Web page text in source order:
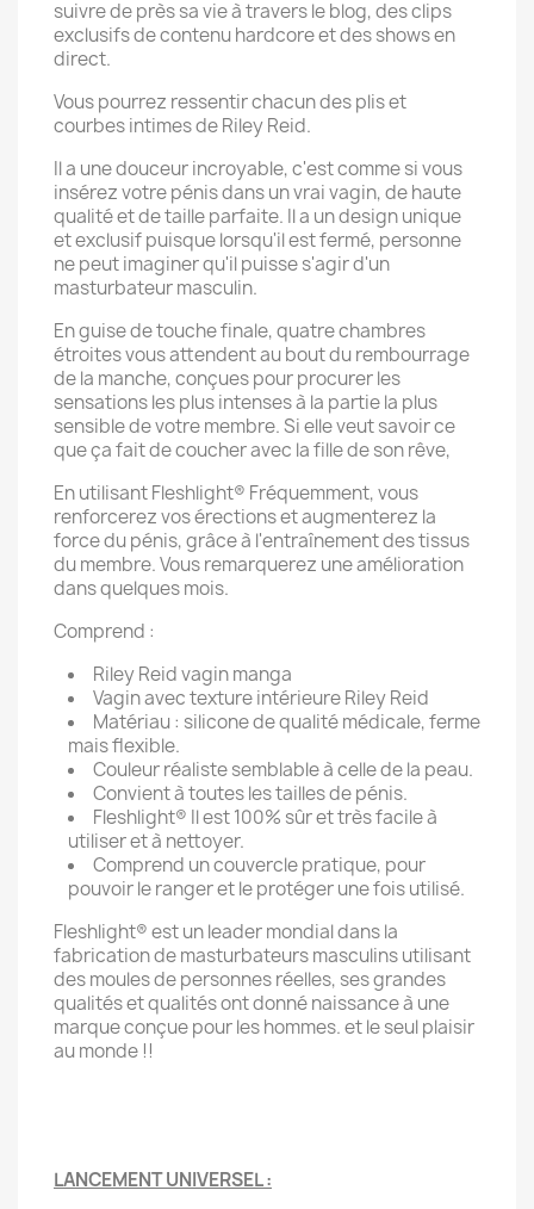
suivre de près sa vie à travers le blog, des clips
exclusifs de contenu hardcore et des shows en
direct.
Vous pourrez ressentir chacun des plis et
courbes intimes de Riley Reid.
Il a une douceur incroyable, c'est comme si vous
insérez votre pénis dans un vrai vagin, de haute
qualité et de taille parfaite. Il a un design unique
et exclusif puisque lorsqu'il est fermé, personne
ne peut imaginer qu'il puisse s'agir d'un
masturbateur masculin.
En guise de touche finale, quatre chambres
étroites vous attendent au bout du rembourrage
de la manche, conçues pour procurer les
sensations les plus intenses à la partie la plus
sensible de votre membre. Si elle veut savoir ce
que ça fait de coucher avec la fille de son rêve,
En utilisant Fleshlight® Fréquemment, vous
renforcerez vos érections et augmenterez la
force du pénis, grâce à l'entraînement des tissus
du membre. Vous remarquerez une amélioration
dans quelques mois.
Comprend :
Riley Reid vagin manga
Vagin avec texture intérieure Riley Reid
Matériau : silicone de qualité médicale, ferme
mais flexible.
Couleur réaliste semblable à celle de la peau.
Convient à toutes les tailles de pénis.
Fleshlight® Il est 100% sûr et très facile à
utiliser et à nettoyer.
Comprend un couvercle pratique, pour
pouvoir le ranger et le protéger une fois utilisé.
Fleshlight® est un leader mondial dans la
fabrication de masturbateurs masculins utilisant
des moules de personnes réelles, ses grandes
qualités et qualités ont donné naissance à une
marque conçue pour les hommes. et le seul plaisir
au monde !!
LANCEMENT UNIVERSEL :